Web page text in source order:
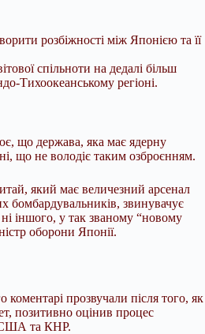
розбіжності між Японією та її
спільноти на дедалі більш
Тихоокеанському регіоні.
що держава, яка має ядерну
що не володіє таким озброєнням.
який має величезний арсенал
бомбардувальників, звинувачує
іншого, у так званому “новому
оборони Японії.
прозвучали після того, як
позитивно оцінив процес
США та КНР.